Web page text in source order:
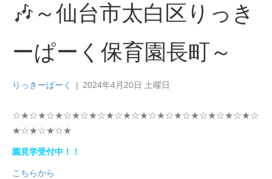
🎶～仙台市太白区りっき
ーぱーく保育園長町～
りっきーぱーく | 2024年4月20日 土曜日
☆★☆★☆★☆★☆★☆★☆★☆★☆★☆★☆★☆★☆★☆★☆
★☆★☆★☆★
園見学受付中！！
こちらから